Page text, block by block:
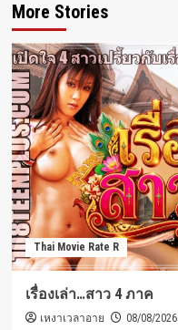
More Stories
Thai Movie Rate R
เรื่องเล่า…สาว 4 ภาค
เหงาเวลาอาย 08/08/2026